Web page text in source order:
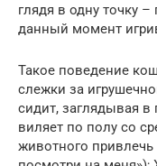
глядя в одну точку
данный момент
Такое поведение
слежки за
сидит, заглядывая в
виляет по полу со
животного